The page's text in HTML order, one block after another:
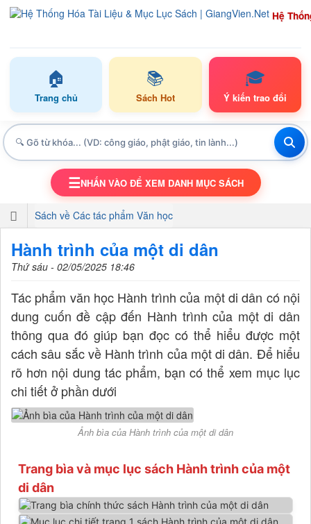
Hệ
🏠
Trang chủ
📚
Sách Hot
🎓
Ý kiến trao đổi
TOGGLE NAVIGATION
☰NHẤN VÀO ĐỂ XEM DANH MỤC SÁCH
Sách về Các tác phẩm Văn học
Hành trình của một di dân
Thứ sáu - 02/05/2025 18:46
Tác phẩm văn học Hành trình của một di dân có nội
dung cuốn đề cập đến Hành trình của một di dân
thông qua đó giúp bạn đọc có thể hiểu được một
cách sâu sắc về Hành trình của một di dân. Để hiểu
rõ hơn nội dung tác phẩm, bạn có thể xem mục lục
chi tiết ở phần dưới
Ảnh bìa của Hành trình của một di dân
Trang bìa và mục lục sách Hành trình của một
di dân